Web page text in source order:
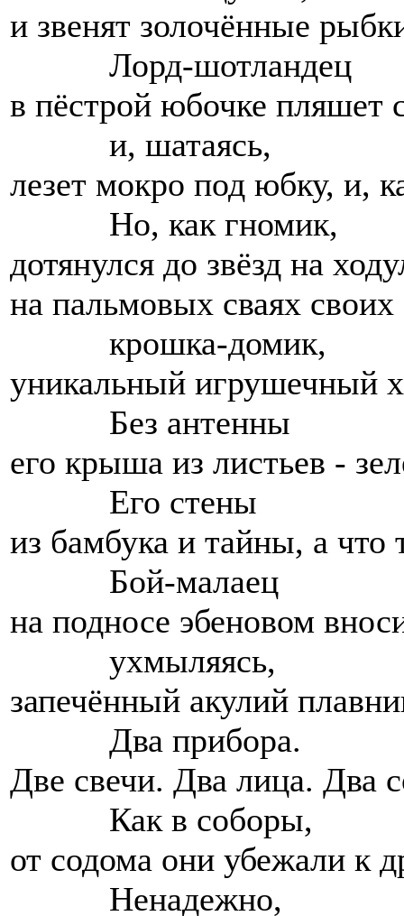
и звенят золочённые
Лорд-шотландец
в пёстрой юбочке пляшет
и, шатаясь,
лезет мокро под юбку, и,
Но, как гномик,
дотянулся до звёзд на
на пальмовых сваях своих
крошка-домик,
уникальный игрушечный
Без антенны
его крыша из листьев -
Его стены
из бамбука и тайны, а что
Бой-малаец
на подносе эбеновом
ухмыляясь,
запечённый акулий
Два прибора.
Две свечи. Два лица. Два
Как в соборы,
от содома они убежали к
Ненадежно,